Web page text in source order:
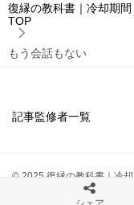
復縁の教科書｜冷却期
TOP
もう会話もない
記事監修者一覧
© 2025 復縁の教科書｜冷